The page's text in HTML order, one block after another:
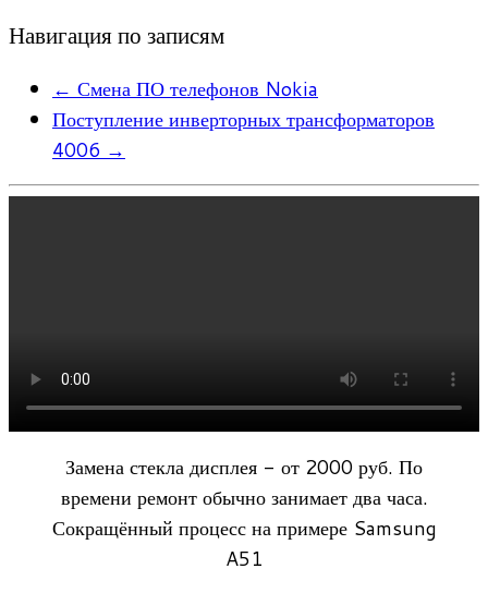
Навигация по записям
← Смена ПО телефонов Nokia
Поступление инверторных трансформаторов
4006 →
Замена стекла дисплея - от 2000 руб. По
времени ремонт обычно занимает два часа.
Сокращённый процесс на примере Samsung
A51